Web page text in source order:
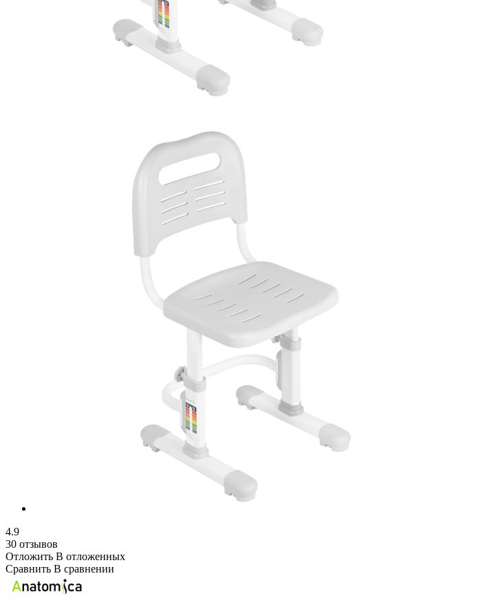
4.9
30 отзывов
Отложить В отложенных
Сравнить В сравнении